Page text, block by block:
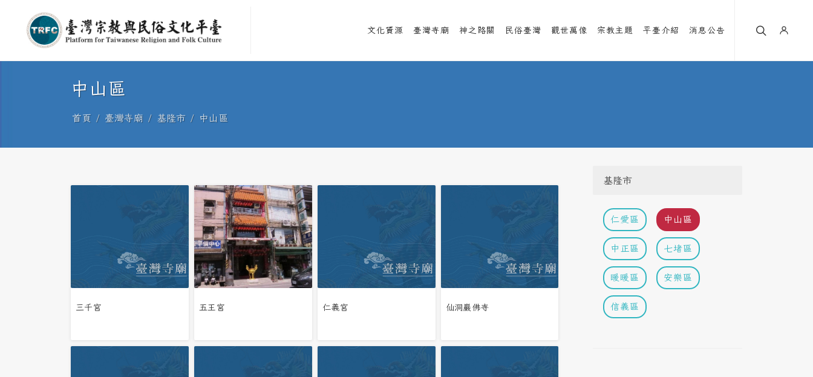
文化資源 臺灣寺廟 神之路關 民俗臺灣 觀世萬像 宗教主題 平臺介紹 消息公告
中山區
首頁 臺灣寺廟 基隆市 中山區
三千宮 五王宮 仁義宮 仙洞巖佛寺
基隆市
仁愛區 中山區
中正區 七堵區
暖暖區 安樂區
信義區